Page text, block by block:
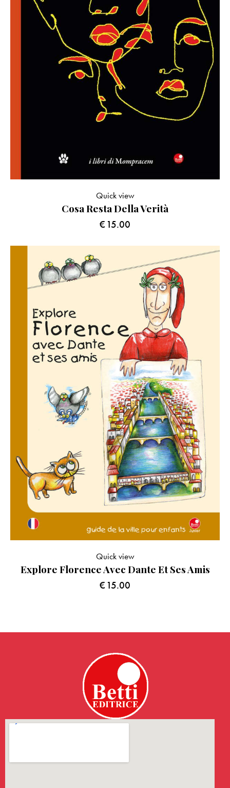
Cosa Resta Della Verità
€15.00
Quick view
Explore Florence Avec Dante Et Ses Amis
€15.00
Quick view